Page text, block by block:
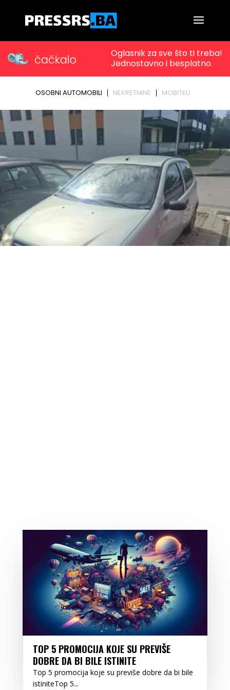
TOP 5 PROMOCIJA KOJE SU PREVIŠE
DOBRE DA BI BILE ISTINITE
Top 5 promocija koje su previše dobre da bi bile
istiniteTop 5...